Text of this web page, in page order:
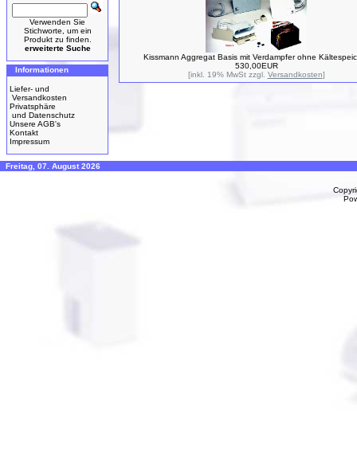
Verwenden Sie
Stichworte, um ein
Produkt zu finden.
erweiterte Suche
Informationen
Liefer- und
Versandkosten
Privatsphäre
und Datenschutz
Unsere AGB's
Kontakt
Impressum
Kissmann Aggregat Basis mit Verdampfer ohne
530,00EUR
[inkl. 19% MwSt zzgl. Versandkosten]
Freitag, 07. August 2026